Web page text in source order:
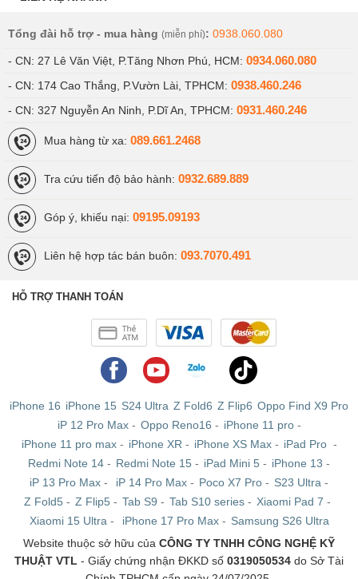
Tổng đài hỗ trợ - mua hàng (miễn phí): 0938.060.080
- CN: 27 Lê Văn Việt, P.Tăng Nhơn Phú, HCM: 0934.060.080
- CN: 174 Cao Thắng, P.Vườn Lài, TPHCM: 0938.460.246
- CN: 327 Nguyễn An Ninh, P.Dĩ An, TPHCM: 0931.460.246
Mua hàng từ xa: 089.661.2468
Tra cứu tiến độ bảo hành: 0932.689.889
Góp ý, khiếu nại: 09195.09193
Liên hệ hợp tác bán buôn: 093.7070.491
HỖ TRỢ THANH TOÁN
iPhone 16 iPhone 15 S24 Ultra Z Fold6 Z Flip6 Oppo Find X9 Pro
iP 12 Pro Max- Oppo Reno16 - iPhone 11 pro-
iPhone 11 pro max- iPhone XR - iPhone XS Max- iPad Pro -
Redmi Note 14 - Redmi Note 15 - iPad Mini 5 - iPhone 13 -
iP 13 Pro Max - iP 14 Pro Max - Poco X7 Pro - S23 Ultra -
Z Fold5 - Z Flip5 - Tab S9 - Tab S10 series - Xiaomi Pad 7 -
Xiaomi 15 Ultra - iPhone 17 Pro Max- Samsung S26 Ultra
Website thuộc sở hữu của CÔNG TY TNHH CÔNG NGHỆ KỸ
THUẬT VTL - Giấy chứng nhận ĐKKD số 0319050534 do Sở Tài